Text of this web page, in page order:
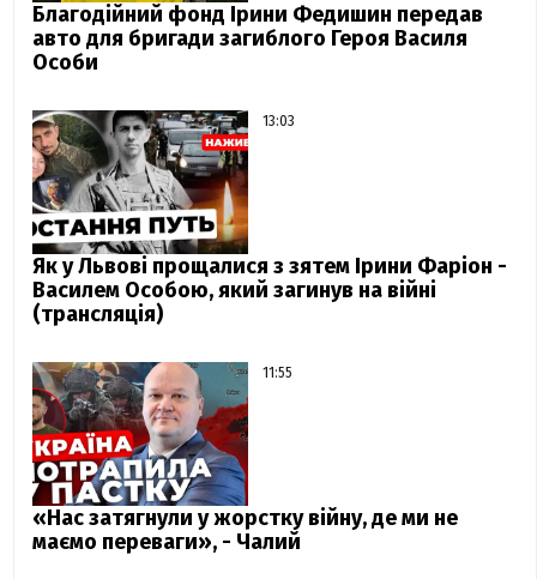
Благодійний фонд Ірини Федишин передав
авто для бригади загиблого Героя Василя
Особи
13:03
Як у Львові прощалися з зятем Ірини Фаріон -
Василем Особою, який загинув на війні
(трансляція)
11:55
«Нас затягнули у жорстку війну, де ми не
маємо переваги», - Чалий